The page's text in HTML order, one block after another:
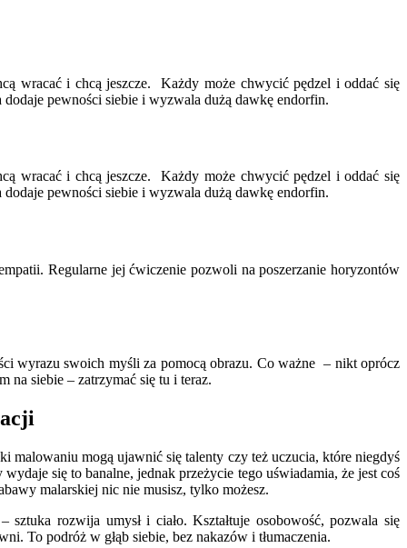
wracać i chcą jeszcze. Każdy może chwycić pędzel i oddać się
pewności siebie i wyzwala dużą dawkę endorfin.
wracać i chcą jeszcze. Każdy może chwycić pędzel i oddać się
pewności siebie i wyzwala dużą dawkę endorfin.
Regularne jej ćwiczenie pozwoli na poszerzanie horyzontów
wyrazu swoich myśli za pomocą obrazu. Co ważne – nikt oprócz
na siebie – zatrzymać się tu i teraz.
malowaniu mogą ujawnić się talenty czy też uczucia, które niegdyś
się to banalne, jednak przeżycie tego uświadamia, że jest coś
malarskiej nic nie musisz, tylko możesz.
rozwija umysł i ciało. Kształtuje osobowość, pozwala się
To podróż w głąb siebie, bez nakazów i tłumaczenia.